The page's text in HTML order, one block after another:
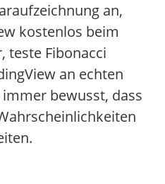
an,
kostenlos beim
teste Fibonacci
an echten
bewusst, dass